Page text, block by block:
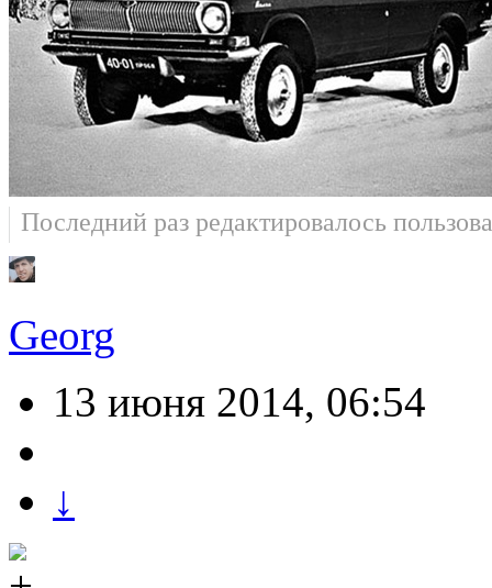
Последний раз редактировалось
Georg
13 июня 2014, 06:54
↓